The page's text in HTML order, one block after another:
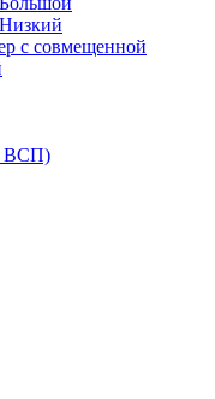
с совмещенной
ВСП)